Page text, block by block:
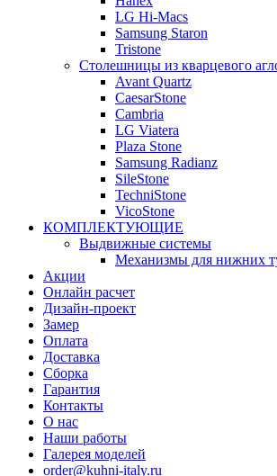
LG Hi-Macs
Samsung Staron
Tristone
Столешницы из кварцевого
Avant Quartz
CaesarStone
Cambria
LG Viatera
Plaza Stone
Samsung Radianz
SileStone
TechniStone
VicoStone
КОМПЛЕКТУЮЩИЕ
Выдвижные системы
Механизмы для нижних
Акции
Онлайн расчет
Дизайн-проект
Замер
Оплата
Доставка
Сборка
Гарантия
Контакты
О нас
Наши работы
Галерея моделей
order@kuhni-italy.ru